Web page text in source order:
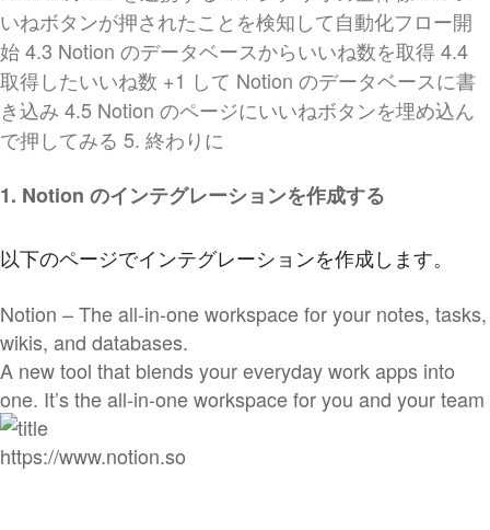
いねボタンが押されたことを検知して自動化フロー開
始 4.3 Notion のデータベースからいいね数を取得4.4
取得したいいね数 +1 して Notion のデータベースに書
き込み 4.5 Notion のページにいいねボタンを埋め込ん
で押してみる 5. 終わりに
1. Notion のインテグレーションを作成する
以下のページでインテグレーションを作成します。
Notion – The all-in-one workspace for your notes, tasks,
wikis, and databases.
A new tool that blends your everyday work apps into
one. It’s the all-in-one workspace for you and your team
https://www.notion.so